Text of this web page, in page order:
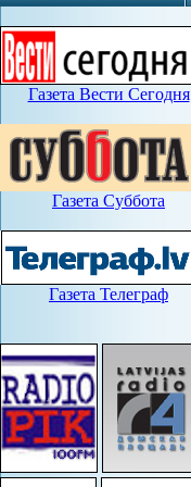
Газета Вести Сегодня
Газета Суббота
Газета Телеграф